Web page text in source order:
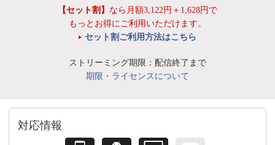
【セット割】 なら月額3,122円＋1,628円で
もっとお得にご利用いただけます。
セット割ご利用方法はこちら
ストリーミング期限：配信終了まで
期限・ライセンスについて
対応情報